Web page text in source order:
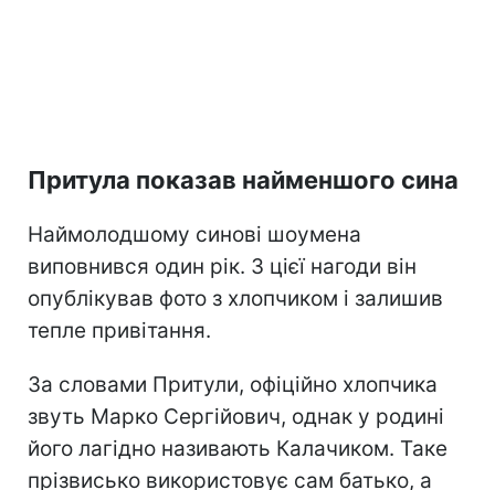
Притула показав найменшого сина
Наймолодшому синові шоумена
виповнився один рік. З цієї нагоди він
опублікував фото з хлопчиком і залишив
тепле привітання.
За словами Притули, офіційно хлопчика
звуть Марко Сергійович, однак у родині
його лагідно називають Калачиком. Таке
прізвисько використовує сам батько, а